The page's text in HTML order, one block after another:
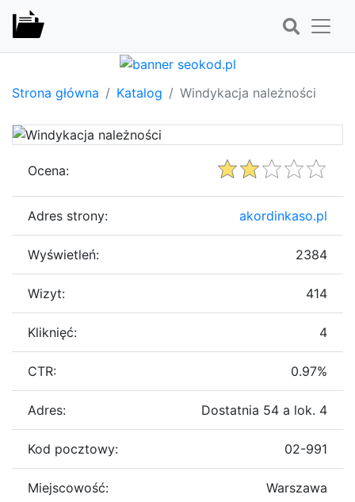
Strona główna Katalog Windykacja należności
Ocena:
Adres strony: akordinkaso.pl
Wyświetleń: 2384
Wizyt: 414
Kliknięć: 4
CTR: 0.97%
Adres: Dostatnia 54 a lok. 4
Kod pocztowy: 02-991
Miejscowość: Warszawa